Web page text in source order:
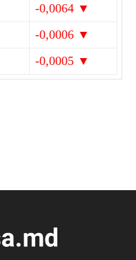
-0,0064 ▼
-0,0006 ▼
-0,0005 ▼